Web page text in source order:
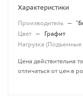
Характеристики
Производитель —
Цвет —
Графит
Нагрузка
Цена действительна
отличаться от цен в